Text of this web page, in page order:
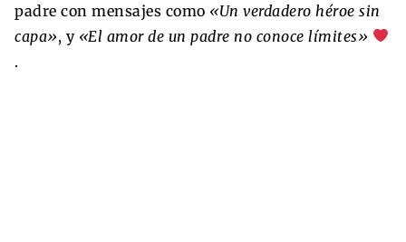
padre con mensajes como «Un verdadero héroe sin
capa», y «El amor de un padre no conoce límites»
.